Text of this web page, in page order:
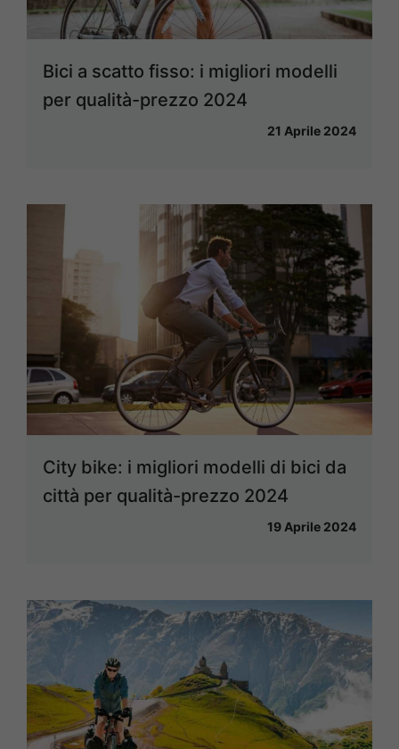
Bici a scatto fisso: i migliori modelli
per qualità-prezzo 2024
21 Aprile 2024
City bike: i migliori modelli di bici da
città per qualità-prezzo 2024
19 Aprile 2024